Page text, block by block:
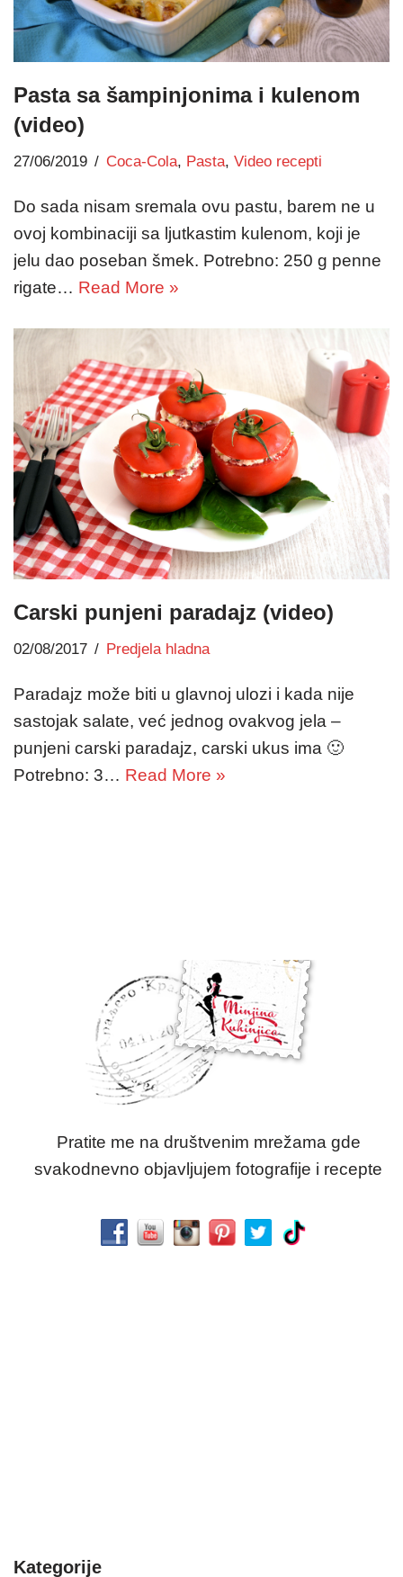
Pasta sa šampinjonima i kulenom
(video)
27/06/2019 Coca-Cola, Pasta, Video recepti
Do sada nisam sremala ovu pastu, barem ne u
ovoj kombinaciji sa ljutkastim kulenom, koji je
jelu dao poseban šmek. Potrebno: 250 g penne
rigate… Read More »
Carski punjeni paradajz (video)
02/08/2017 Predjela hladna
Paradajz može biti u glavnoj ulozi i kada nije
sastojak salate, već jednog ovakvog jela –
punjeni carski paradajz, carski ukus ima 🙂
Potrebno: 3… Read More »
Pratite me na društvenim mrežama gde
svakodnevno objavljujem fotografije i recepte
Kategorije